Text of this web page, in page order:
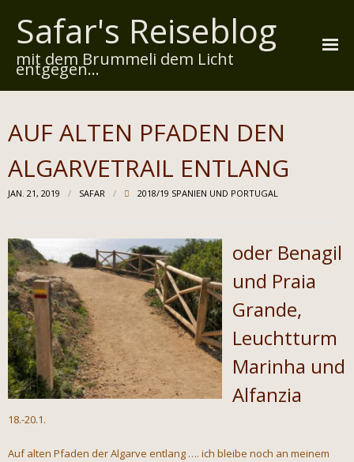
Safar's Reiseblog
mit dem Brummeli dem Licht
entgegen...
Über mich
Reiserouten
Kontakt
Impressum
Datenschutz
AUF ALTEN PFADEN DEN
ALGARVETRAIL ENTLANG
JAN. 21, 2019 SAFAR 2018/19 SPANIEN UND PORTUGAL
oder Benagil
und Praia
Grande,
Leuchtturm
Marinha und
Alfanzia
18.-20.1.
Auf alten Pfaden der Algarve entlang …. ich bleibe noch an meinem